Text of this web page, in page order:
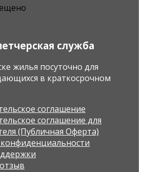
служба
жилья посуточно для
в краткосрочном
соглашение
соглашение для
(Публичная Оферта)